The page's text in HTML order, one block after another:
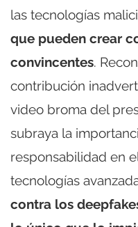
las tecnologías
que pueden crear
convincentes.
contribución
video broma del
subraya la
responsabilidad en
tecnologías
contra los